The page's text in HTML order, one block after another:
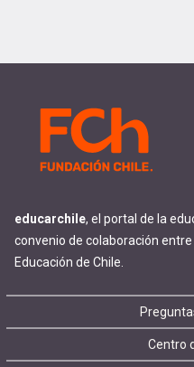
educarchile, el portal de la
convenio de colaboración
Educación de Chile.
Footer
Centro